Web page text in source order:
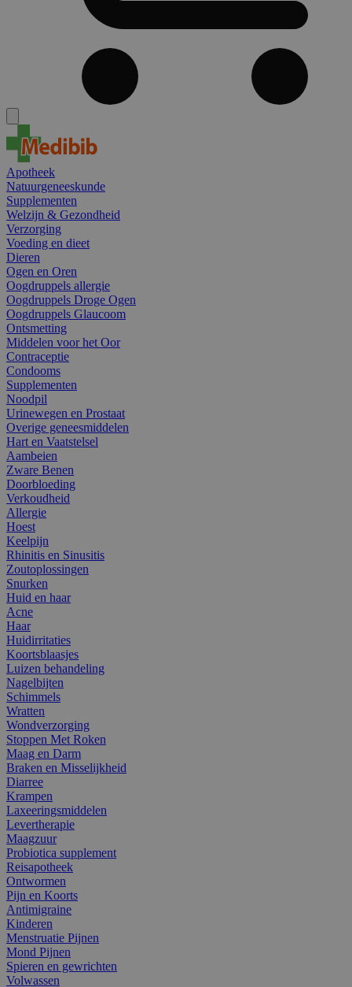
Apotheek
Natuurgeneeskunde
Supplementen
Welzijn & Gezondheid
Verzorging
Voeding en dieet
Dieren
Ogen en Oren
Oogdruppels allergie
Oogdruppels Droge Ogen
Oogdruppels Glaucoom
Ontsmetting
Middelen voor het Oor
Contraceptie
Condooms
Supplementen
Noodpil
Urinewegen en Prostaat
Overige geneesmiddelen
Hart en Vaatstelsel
Aambeien
Zware Benen
Doorbloeding
Verkoudheid
Allergie
Hoest
Keelpijn
Rhinitis en Sinusitis
Zoutoplossingen
Snurken
Huid en haar
Acne
Haar
Huidirritaties
Koortsblaasjes
Luizen behandeling
Nagelbijten
Schimmels
Wratten
Wondverzorging
Stoppen Met Roken
Maag en Darm
Braken en Misselijkheid
Diarree
Krampen
Laxeeringsmiddelen
Levertherapie
Maagzuur
Probiotica supplement
Reisapotheek
Ontwormen
Pijn en Koorts
Antimigraine
Kinderen
Menstruatie Pijnen
Mond Pijnen
Spieren en gewrichten
Volwassen